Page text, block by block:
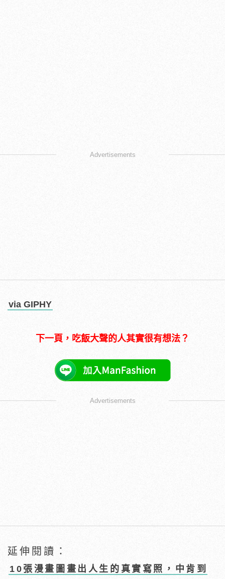
Advertisements
via GIPHY
下一頁，吃飯大聲的人其實很有想法？
Advertisements
延伸閱讀：
10張漫畫圖畫出人生的真實寫照，中肯到